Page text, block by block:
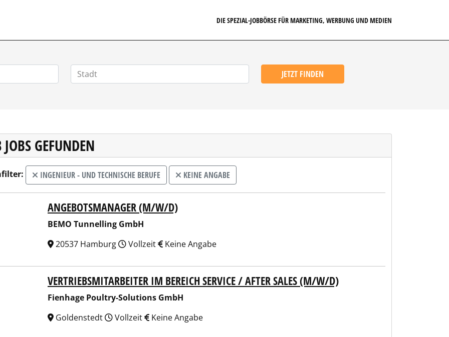
DIE SPEZIAL-JOBBÖRSE FÜR MARKETING, WERBUNG UND MEDIEN
JETZT FINDEN
GEFUNDEN
INGENIEUR - UND TECHNISCHE BERUFE KEINE ANGABE
Tunnelling GmbHANGEBOTSMANAGER (M/W/D)
BEMO Tunnelling GmbH
20537 Hamburg
Vollzeit Keine Angabe
Poultry-Solutions GmbH
VERTRIEBSMITARBEITER IM BEREICH SERVICE / AFTER SALES (M/W/D)
Fienhage Poultry-Solutions GmbH
Goldenstedt
Vollzeit Keine Angabe